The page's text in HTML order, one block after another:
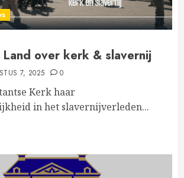
Land over kerk & slavernij
7, 2025 0
Kerk haar
in het slavernijverleden...